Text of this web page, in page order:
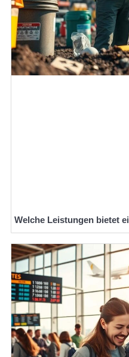
Welche Leistungen bietet